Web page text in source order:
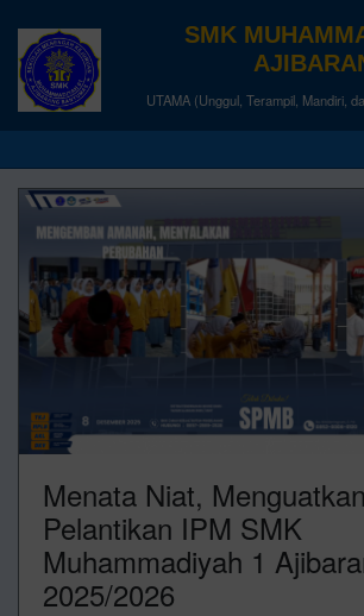
SMK
UTAMA (Unggul, Terampil, Mandiri,
Menata Niat,
Pelantikan IPM SMK
Muhammadiyah 1
2025/2026